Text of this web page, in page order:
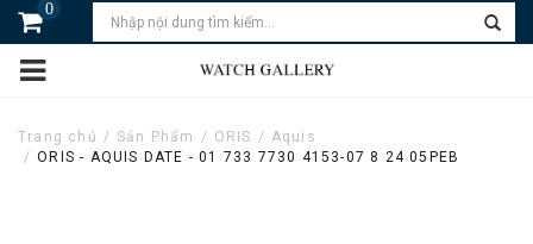
0
Trang chủ Sản Phẩm ORIS
Aquis
ORIS - AQUIS DATE - 01 733 7730 4153-07 8 24 05PEB